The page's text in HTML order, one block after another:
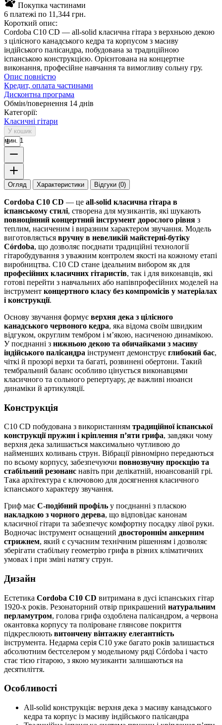
Покупка частинами
6 платежі по 11,344 грн.
Короткий опис:
Cordoba C10 CD — all-solid класична гітара з верхньою декою
з цілісного канадського кедра та корпусом з масиву
індійського палісандра, побудована за традиційною
іспанською конструкцією. Орієнтована на концертне
виконання, професійне навчання та вимогливу сольну гру.
Опис повністю
Кредит, оплата частинами
Дисконтна програма
Обмін/повернення 14 днів
Категорії:
Класичні гітари
У кошик
мин. 1
Огляд Характеристики Відгуки (0)
Cordoba C10 CD — це all-solid класична гітара в
іспанському стилі, створена для музикантів, які шукають
повноцінний концертний інструмент дорослого рівня з
теплим, насиченим і виразним характером звучання. Модель
виготовляється вручну в невеликій майстерні-бутіку
Córdoba, що дозволяє поєднати традиційні технології
гітаробудування з уважним контролем якості на кожному етапі
виробництва. C10 CD стане ідеальним вибором як для
професійних класичних гітаристів, так і для виконавців, які
готові перейти з навчальних або напівпрофесійних моделей на
інструмент концертного класу без компромісів у матеріалах
і конструкції.
Основу звучання формує верхня дека з цілісного
канадського червоного кедра, яка відома своїм швидким
відгуком, округлим тембром і м’якою, насиченою динамікою.
У поєднанні з нижньою декою та обичайками з масиву
індійського палісандра інструмент демонструє глибокий бас,
чіткі й прозорі верхи та багаті, розвинені обертони. Такий
тембральний баланс особливо цінується виконавцями
класичного та сольного репертуару, де важливі нюанси
динаміки й артикуляції.
Конструкція
C10 CD побудована з використанням традиційної іспанської
конструкції пружин і кріплення п’яти грифа, завдяки чому
верхня дека залишається максимально чутливою до
найменших коливань струн. Вібрації рівномірно передаються
по всьому корпусу, забезпечуючи повнозвучну проєкцію та
стабільний резонанс навіть при делікатній, нюансованій грі.
Така архітектура є ключовою для досягнення класичного
іспанського характеру звучання.
Гриф має C-подібний профіль у поєднанні з пласкою
накладкою з чорного дерева, що відповідає канонам
класичної гітари та забезпечує комфортну посадку лівої руки.
Водночас інструмент оснащений двостороннім анкерним
стрижнем, який є сучасним технічним рішенням і дозволяє
зберігати стабільну геометрію грифа в різних кліматичних
умовах і при зміні натягу струн.
Дизайн
Естетика Cordoba C10 CD витримана в дусі іспанських гітар
1920-х років. Резонаторний отвір прикрашений натуральним
перламутром, голова грифа оздоблена палісандром, а червона
окантовка корпусу та поліроване глянсове покриття
підкреслюють витончену вінтажну елегантність
інструмента. Недарма серія C10 уже багато років залишається
абсолютним бестселером у модельному ряді Córdoba і часто
стає тією гітарою, з якою музиканти залишаються на
десятиліття.
Особливості
All-solid конструкція: верхня дека з масиву канадського
кедра та корпус із масиву індійського палісандра